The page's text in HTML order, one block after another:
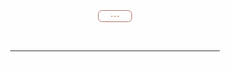
udzielone w następujących obszarach:
wspinaczka sportowa, bouldering, alpinizm,
• • •